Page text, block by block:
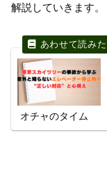
解説していきます。
オチャのタイム